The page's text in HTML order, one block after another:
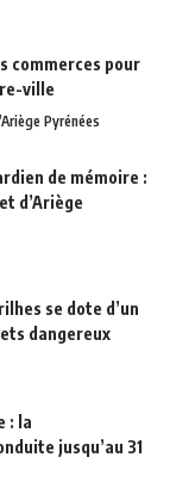
commerces pour
ville
Pyrénées
de mémoire :
d’Ariège
se dote d’un
dangereux
: la
jusqu’au 31